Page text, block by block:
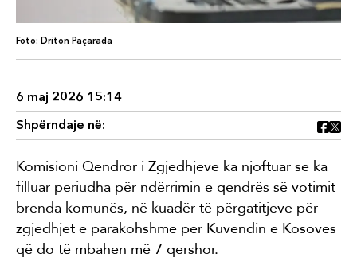
Foto: Driton Paçarada
6 maj 2026 15:14
Shpërndaje në:
Komisioni Qendror i Zgjedhjeve ka njoftuar se ka
filluar periudha për ndërrimin e qendrës së votimit
brenda komunës, në kuadër të përgatitjeve për
zgjedhjet e parakohshme për Kuvendin e Kosovës
që do të mbahen më 7 qershor.